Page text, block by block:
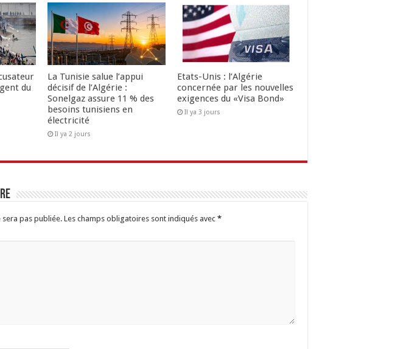
du
La Tunisie salue l’appui
décisif de l’Algérie :
Sonelgaz assure 11 % des
besoins tunisiens en
électricité
Il ya 2 jours
Etats-Unis : l’Algérie
concernée par les nouvelles
exigences du «Visa Bond»
Il ya 3 jours
sera pas publiée. Les champs obligatoires sont indiqués avec *